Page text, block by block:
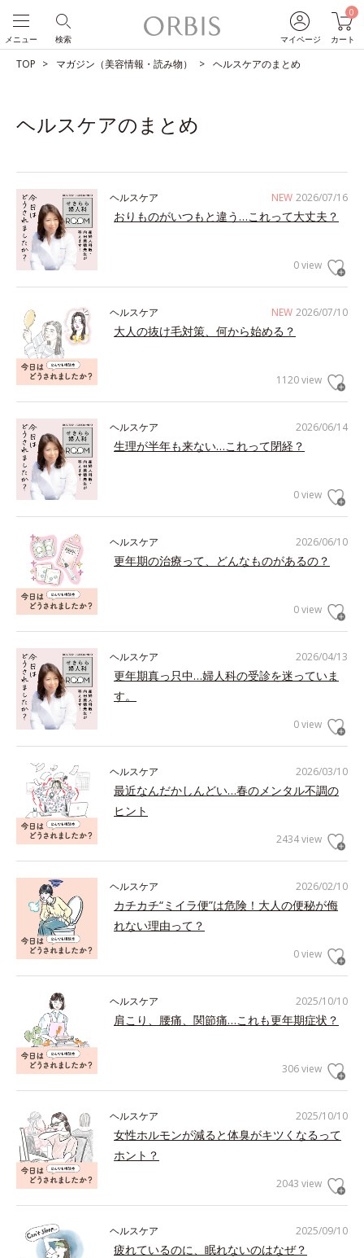
マイページ
0
カート
検索
メニュー
TOP マガジン（美容情報・読み物） ヘルスケアのまとめ
ヘルスケアのまとめ
NEW 2026/07/16
ヘルスケア
おりものがいつもと違う…これって大丈夫？
0 view
NEW 2026/07/10
ヘルスケア
大人の抜け毛対策、何から始める？
1120 view
2026/06/14
ヘルスケア
生理が半年も来ない…これって閉経？
0 view
2026/06/10
ヘルスケア
更年期の治療って、どんなものがあるの？
0 view
2026/04/13
ヘルスケア
更年期真っ只中…婦人科の受診を迷っていま
す。
0 view
2026/03/10
ヘルスケア
最近なんだかしんどい…春のメンタル不調の
ヒント
2434 view
2026/02/10
ヘルスケア
カチカチ“ミイラ便”は危険！大人の便秘が侮
れない理由って？
0 view
2025/10/10
ヘルスケア
肩こり、腰痛、関節痛…これも更年期症状？
306 view
2025/10/10
ヘルスケア
女性ホルモンが減ると体臭がキツくなるって
ホント？
2043 view
2025/09/10
ヘルスケア
疲れているのに、眠れないのはなぜ？